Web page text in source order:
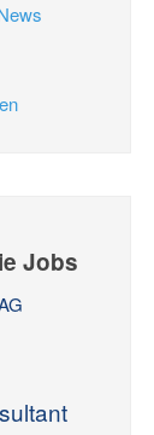
Jobs